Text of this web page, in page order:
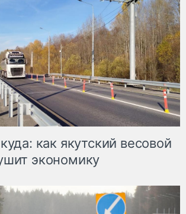
как якутский весовой
экономику